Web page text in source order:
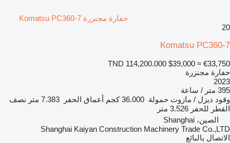
حفارة مجنزرة Komatsu PC360-7
20
Komatsu PC360-7
TND 114,200.000 $39,000 ≈ €33,750
حفارة مجنزرة
2023
395 متر / ساعة
وقود ديزل / مازوت حمولة 36.000 كجم أعماق الحفر 7.383 متر
نصف
القطر للحفر 3.526 متر
الصين، Shanghai
Shanghai Kaiyan Construction Machinery Trade Co.,LTD
الاتصال بالبائع